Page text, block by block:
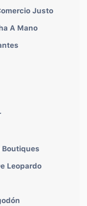
Justo
A Mano
Boutiques
Leopardo